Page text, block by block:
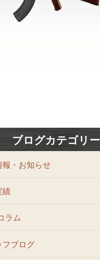
ブログカテゴリー
報・お知らせ
績
ラム
フブログ